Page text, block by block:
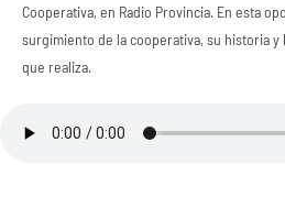
Cooperativa, en Radio Provincia. En esta
surgimiento de la cooperativa, su historia y
que realiza.